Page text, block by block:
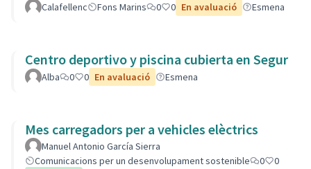
Calafellenc Fons Marins 0 0 En avaluació Esmena
Centro deportivo y piscina cubierta en Segur
Alba 0 0 En avaluació Esmena
Mes carregadors per a vehicles elèctrics
Manuel Antonio García Sierra
Comunicacions per un desenvolupament sostenible
0
0